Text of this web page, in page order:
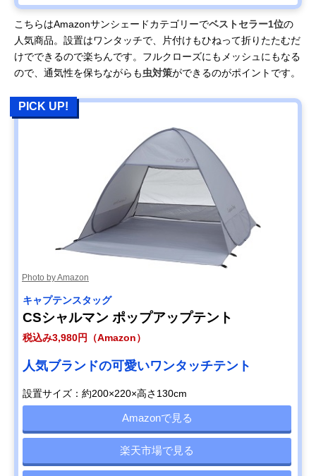
こちらはAmazonサンシェードカテゴリーでベストセラー1位の
人気商品。設置はワンタッチで、片付けもひねって折りたたむだ
けでできるので楽ちんです。フルクローズにもメッシュにもなる
ので、通気性を保ちながらも虫対策ができるのがポイントです。
PICK UP!
Photo by Amazon
キャプテンスタッグ
CSシャルマン ポップアップテント
税込み3,980円（Amazon）
人気ブランドの可愛いワンタッチテント
設置サイズ：約200×220×高さ130cm
Amazonで見る
楽天市場で見る